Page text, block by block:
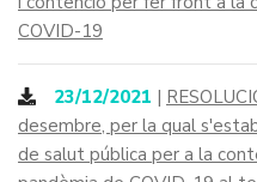
COVID-19
23/12/2021 |
desembre, per la qual
de salut pública per a la